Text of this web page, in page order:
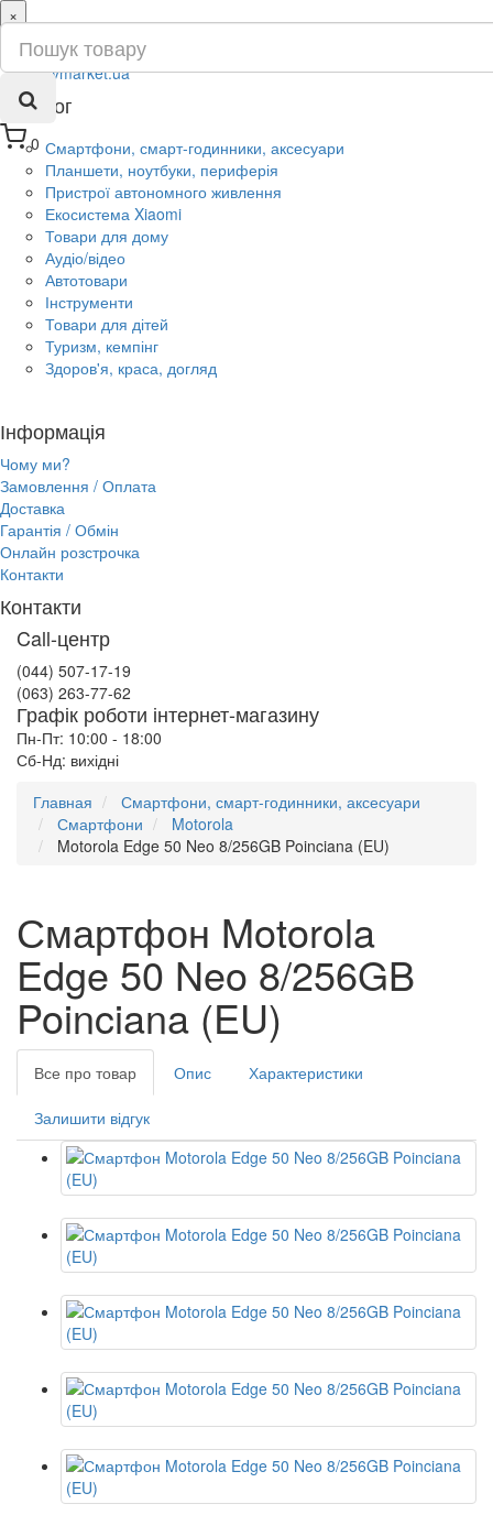
0
×
ru
ua
Каталог
Смартфони, смарт-годинники, аксесуари
Планшети, ноутбуки, периферія
Пристрої автономного живлення
Екосистема Xiaomi
Товари для дому
Аудіо/відео
Автотовари
Інструменти
Товари для дітей
Туризм, кемпінг
Здоров'я, краса, догляд
Інформація
Чому ми?
Замовлення / Оплата
Доставка
Гарантія / Обмін
Онлайн розстрочка
Контакти
Контакти
Call-центр
(044) 507-17-19
(063) 263-77-62
Графік роботи інтернет-магазину
Пн-Пт: 10:00 - 18:00
Сб-Нд: вихідні
Главная
Смартфони, смарт-годинники, аксесуари
Смартфони
Motorola
Motorola Edge 50 Neo 8/256GB Poinciana (EU)
Смартфон Motorola
Edge 50 Neo 8/256GB
Poinciana (EU)
Все про товар Опис Характеристики
Залишити відгук